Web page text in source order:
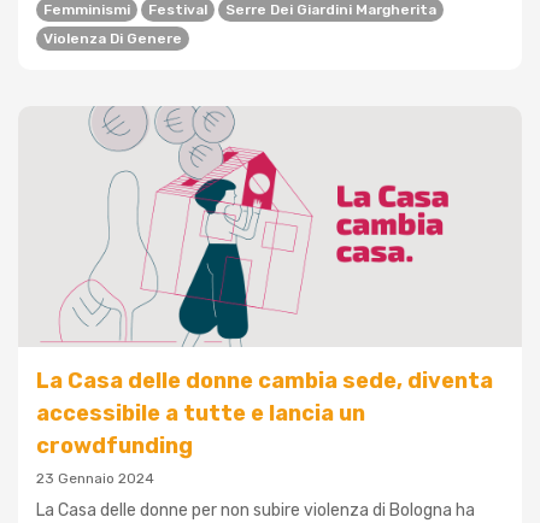
Femminismi Festival
Serre Dei Giardini Margherita
Violenza Di Genere
La Casa delle donne cambia sede, diventa
accessibile a tutte e lancia un
crowdfunding
23 Gennaio 2024
La Casa delle donne per non subire violenza di Bologna ha